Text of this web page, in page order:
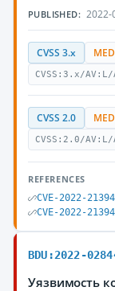
PUBLISHED: 2022-
CVSS 3.x
CVSS:3.x/
CVSS 2.0
CVSS:2.0/
REFERENCES
CVE-2022-21394
CVE-2022-21394
BDU:2022-
Уязвимость